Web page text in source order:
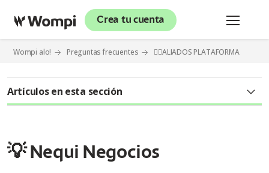
Crea tu cuenta
Wompi alo! Preguntas frecuentes ⛓️‍💥ALIADOS PLATAFORMA
Artículos en esta sección
¿Cuál es la relación de Wompi con la app Nequi Negocios?
💡 Nequi Negocios